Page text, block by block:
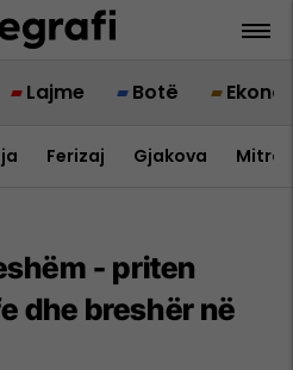
Lajme Botë
Ferizaj Gjakova
- priten
dhe breshër në